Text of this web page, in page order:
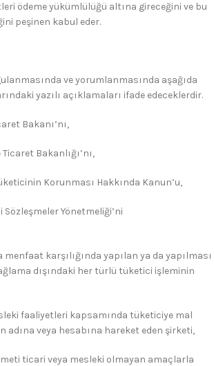
ödeme yükümlülüğü altına gireceğini ve bu
peşinen kabul eder.
ve yorumlanmasında aşağıda
yazılı açıklamaları ifade edeceklerdir.
Bakanı’nı,
Bakanlığı’nı,
Korunması Hakkında Kanun’u,
Sözleşmeler Yönetmeliği’ni
menfaat karşılığında yapılan ya da yapılması
dışındaki her türlü tüketici işleminin
faaliyetleri kapsamında tüketiciye mal
adına veya hesabına hareket eden şirketi,
ticari veya mesleki olmayan amaçlarla